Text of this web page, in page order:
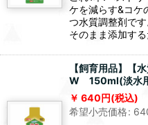
ケを減らす&コケ
つ水質調整剤で
そのまま添加す
【飼育用品】【
W 150ml(淡水
640円(税込)
希望小売価格: